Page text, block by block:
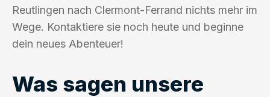
Reutlingen nach Clermont-Ferrand nichts mehr im
Wege. Kontaktiere sie noch heute und beginne
dein neues Abenteuer!
Was sagen unsere